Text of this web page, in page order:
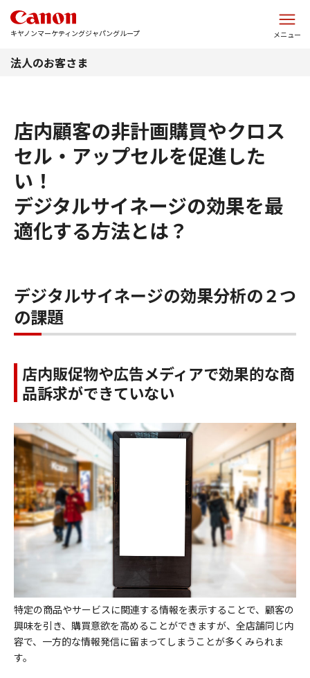
キヤノンマーケティングジャパングループ メニュー
法人のお客さま
店内顧客の非計画購買やクロス
セル・アップセルを促進した
い！
デジタルサイネージの効果を最
適化する方法とは？
デジタルサイネージの効果分析の２つ
の課題
店内販促物や広告メディアで効果的な商
品訴求ができていない
特定の商品やサービスに関連する情報を表示することで、顧客の
興味を引き、購買意欲を高めることができますが、全店舗同じ内
容で、一方的な情報発信に留まってしまうことが多くみられま
す。